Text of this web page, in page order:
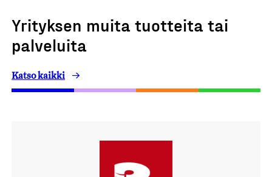
Yrityksen muita tuotteita tai
palveluita
Katso kaikki